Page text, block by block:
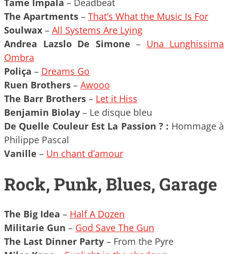
Tame Impala – Deadbeat
The Apartments – That’s What the Music Is For
Soulwax – All Systems Are Lying
Andrea Lazslo De Simone – Una Lunghissima
Ombra
Poliça – Dreams Go
Ruen Brothers – Awooo
The Barr Brothers – Let it Hiss
Benjamin Biolay – Le disque bleu
De Quelle Couleur Est La Passion ? : Hommage à
Philippe Pascal
Vanille – Un chant d’amour
Rock, Punk, Blues, Garage
The Big Idea – Half A Dozen
Militarie Gun – God Save The Gun
The Last Dinner Party – From the Pyre